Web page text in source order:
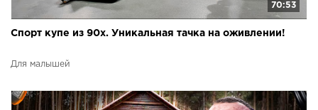
70:53
Спорт купе из 90х. Уникальная тачка на оживлении!
Для малышей